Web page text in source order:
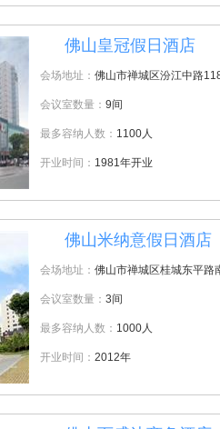
佛山皇冠假日酒店
会场地址： 佛山市禅城区汾江中路
会议室数量： 9间
最多容纳人数： 1100人
开业时间： 1981年开业
佛山米纳意假日酒店
会场地址： 佛山市禅城区桂城东平路
会议室数量： 3间
最多容纳人数： 1000人
开业时间： 2012年